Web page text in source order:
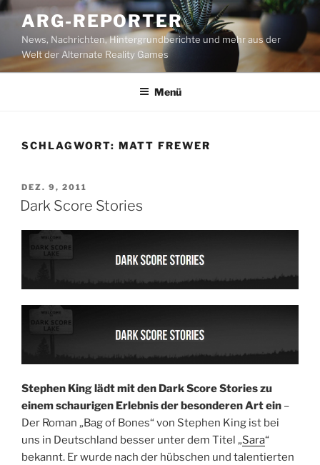
Zum
Inhalt
springen
ARG-REPORTER
News, Nachrichten, Hintergrundberichte und mehr aus der
Welt der Alternate Reality Games
Menü
SCHLAGWORT: MATT FREWER
VERÖFFENTLICHT
AM
DEZ. 9, 2011
Dark Score Stories
Stephen King lädt mit den Dark Score Stories zu
einem schaurigen Erlebnis der besonderen Art ein –
Der Roman „Bag of Bones“ von Stephen King ist bei
uns in Deutschland besser unter dem Titel „Sara“
bekannt. Er wurde nach der hübschen und talentierten